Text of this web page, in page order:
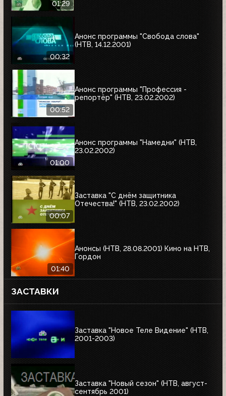
01:29
00:32
Анонс программы "Свобода слова"
(НТВ, 14.12.2001)
00:52
Анонс программы "Профессия -
репортёр" (НТВ, 23.02.2002)
01:00
Анонс программы "Намедни" (НТВ,
23.02.2002)
00:07
Заставка "С днём защитника
Отечества!" (НТВ, 23.02.2002)
01:40
Анонсы (НТВ, 28.08.2001) Кино на НТВ,
Гордон
ЗАСТАВКИ
Заставка "Новое Теле Видение" (НТВ,
2001-2003)
Заставка "Новый сезон" (НТВ, август-
сентябрь 2001)